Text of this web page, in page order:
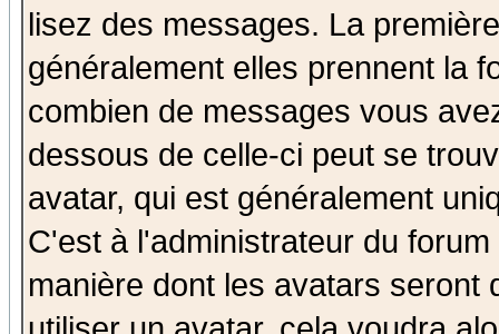
lisez des messages. La
généralement elles prennent la
combien de messages vous
dessous de celle-ci peut se
avatar, qui est généralement
C'est à l'administrateur du
manière dont les avatars seront